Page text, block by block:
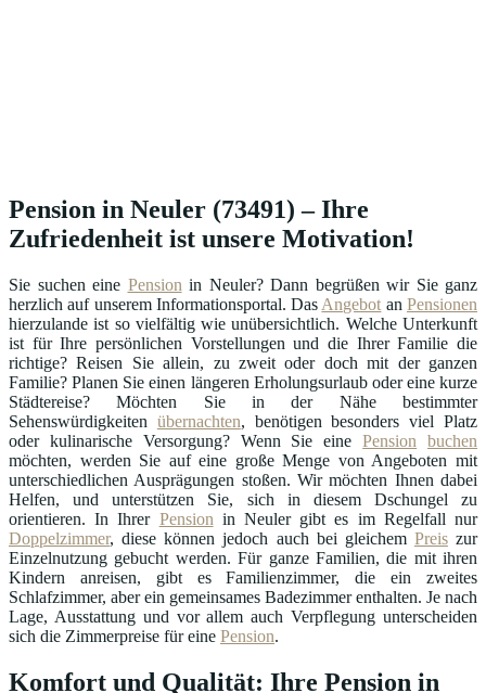
Pension in Neuler (73491) – Ihre
Zufriedenheit ist unsere Motivation!
Sie suchen eine Pension in Neuler? Dann begrüßen wir Sie ganz
herzlich auf unserem Informationsportal. Das Angebot anPensionen
hierzulande ist so vielfältig wie unübersichtlich. Welche Unterkunft
ist für Ihre persönlichen Vorstellungen und die Ihrer Familie die
richtige? Reisen Sie allein, zu zweit oder doch mit der ganzen
Familie? Planen Sie einen längeren Erholungsurlaub oder eine kurze
Städtereise? Möchten Sie in der Nähe bestimmter
Sehenswürdigkeiten übernachten, benötigen besonders viel Platz
oder kulinarische Versorgung? Wenn Sie einePension
buchen
möchten, werden Sie auf eine große Menge von Angeboten mit
unterschiedlichen Ausprägungen stoßen. Wir möchten Ihnen dabei
Helfen, und unterstützen Sie, sich in diesem Dschungel zu
orientieren. In Ihrer Pension in Neuler gibt es im Regelfall nur
Doppelzimmer, diese können jedoch auch bei gleichem Preiszur
Einzelnutzung gebucht werden. Für ganze Familien, die mit ihren
Kindern anreisen, gibt es Familienzimmer, die ein zweites
Schlafzimmer, aber ein gemeinsames Badezimmer enthalten. Je nach
Lage, Ausstattung und vor allem auch Verpflegung unterscheiden
sich die Zimmerpreise für eine Pension.
Komfort und Qualität: Ihre Pension in